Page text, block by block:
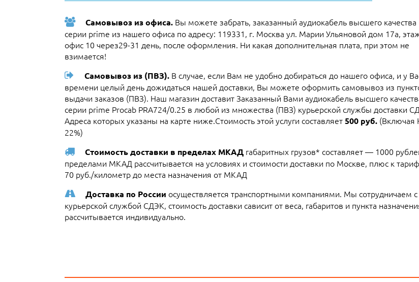
Самовывоз из офиса. Вы можете забрать, заказанный аудиокабель высшего качества
серии prime из нашего офиса по адресу: 119331, г. Москва ул. Марии Ульяновой дом 17а,
офис 10 через29-31 день, после оформления. Ни какая дополнительная плата, при этом не
взимается!
Самовывоз из (ПВЗ). В случае, если Вам не удобно добираться до нашего офиса, и у
времени целый день дожидаться нашей доставки, Вы можете оформить самовывоз из
выдачи заказов (ПВЗ). Наш магазин доставит Заказанный Вами аудиокабель высшего
серии prime Procab PRA724/0.25 в любой из множества (ПВЗ) курьерской службы доставки
Адреса которых указаны на карте ниже.Стоимость этой услуги составляет500 руб. (Включая
22%)
Стоимость доставки в пределах МКАД габаритных грузов* составляет — 1000
пределами МКАД рассчитывается на условиях и стоимости доставки по Москве, плюс к
70 руб./километр до места назначения от МКАД
Доставка по России осуществляется транспортными компаниями. Мы сотрудничаем с
курьерской службой СДЭК, стоимость доставки сависит от веса, габаритов и пункта
рассчитывается индивидуально.